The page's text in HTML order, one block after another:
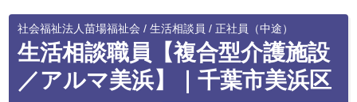
社会福祉法人苗場福祉会 / 生活相談員 / 正社員（中途）
生活相談職員【複合型介護施設
／アルマ美浜】｜千葉市美浜区